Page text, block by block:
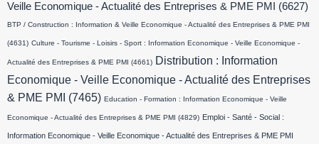
Veille Economique - Actualité des Entreprises & PME PMI
(6627)
BTP / Construction : Information & Veille Economique - Actualité des Entreprises & PME PMI
(4631) Culture - Tourisme - Loisirs - Sport : Information Economique - Veille Economique -
Actualité des Entreprises & PME PMI (4661) Distribution : Information
Economique - Veille Economique - Actualité des Entreprises
& PME PMI
(7465) Education - Formation : Information Economique - Veille
Economique - Actualité des Entreprises & PME PMI (4829) Emploi - Santé - Social :
Information Economique - Veille Economique - Actualité des Entreprises & PME PMI